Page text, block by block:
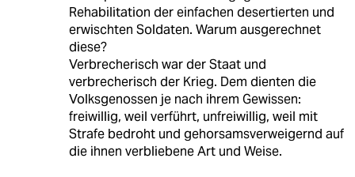
Rehabilitation der einfachen desertierten und
erwischten Soldaten. Warum ausgerechnet
diese?
Verbrecherisch war der Staat und
verbrecherisch der Krieg. Dem dienten die
Volksgenossen je nach ihrem Gewissen:
freiwillig, weil verführt, unfreiwillig, weil mit
Strafe bedroht und gehorsamsverweigernd auf
die ihnen verbliebene Art und Weise.